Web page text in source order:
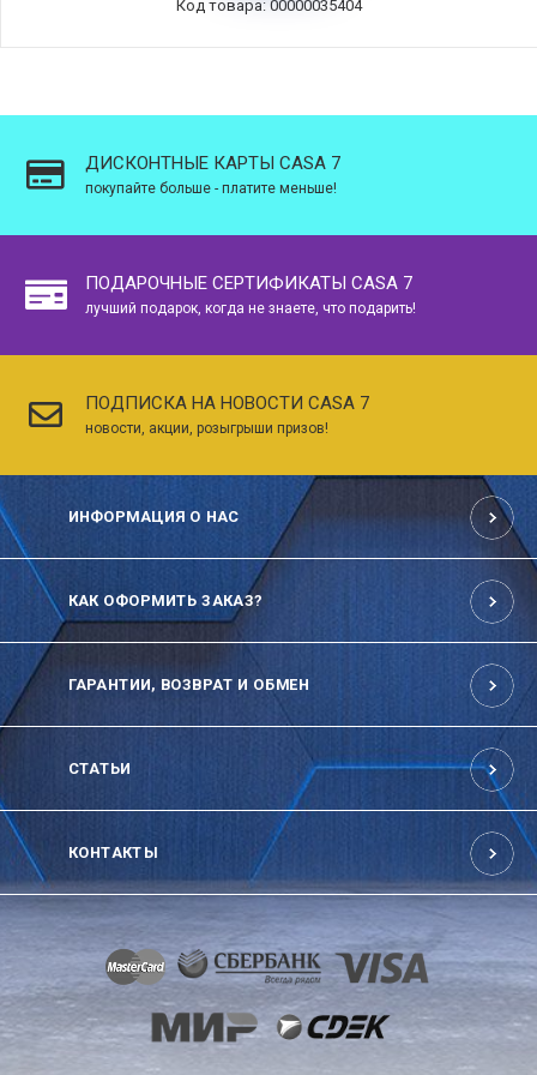
Код товара: 00000035404
ДИСКОНТНЫЕ КАРТЫ CASA 7
покупайте больше - платите меньше!
ПОДАРОЧНЫЕ СЕРТИФИКАТЫ CASA 7
лучший подарок, когда не знаете, что подарить!
ПОДПИСКА НА НОВОСТИ CASA 7
новости, акции, розыгрыши призов!
ИНФОРМАЦИЯ О НАС
КАК ОФОРМИТЬ ЗАКАЗ?
ГАРАНТИИ, ВОЗВРАТ И ОБМЕН
СТАТЬИ
КОНТАКТЫ